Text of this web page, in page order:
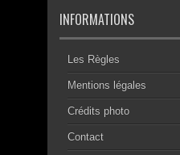
INFORMATIONS
Les Règles
Mentions légales
Crédits photo
Contact